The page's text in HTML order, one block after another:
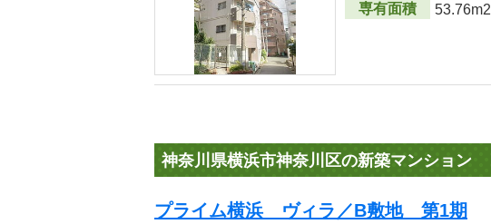
専有面積
53.76m2
神奈川県横浜市神奈川区の新築マンション
プライム横浜 ヴィラ／B敷地 第1期